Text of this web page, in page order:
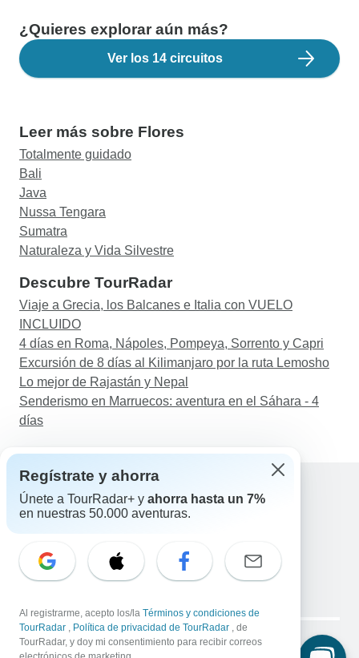
¿Quieres explorar aún más?
Ver los 14 circuitos
Leer más sobre Flores
Totalmente guidado
Bali
Java
Nussa Tengara
Sumatra
Naturaleza y Vida Silvestre
Descubre TourRadar
Viaje a Grecia, los Balcanes e Italia con VUELO
INCLUIDO
4 días en Roma, Nápoles, Pompeya, Sorrento y Capri
Excursión de 8 días al Kilimanjaro por la ruta Lemosho
Lo mejor de Rajastán y Nepal
Senderismo en Marruecos: aventura en el Sáhara - 4
días
Ayuda
Correo electrónico: support@tourradar.com
Selecciona el idioma
Copyright © TourRadar. Todos los derechos reservados.
Aviso legal Política de privacidad Cookies
Regístrate y ahorra
Únete a TourRadar+ y ahorra hasta un 7%
en nuestras 50.000 aventuras.
Al registrarme, acepto los/la Términos y condiciones de
TourRadar , Política de privacidad de TourRadar , de
TourRadar, y doy mi consentimiento para recibir correos